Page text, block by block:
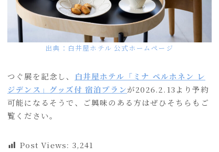
出典：白井屋ホテル 公式ホームページ
つぐ展を記念し、
白井屋ホテル「ミナ ペルホネン レ
ジデンス」グッズ付 宿泊プランが2026.2.13より予約
可能になるそうで、ご興味のある方はぜひそちらもご
覧ください。
Post Views: 3,241